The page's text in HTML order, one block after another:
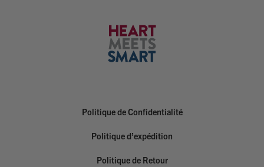
Politique de Confidentialité
Politique d’expédition
Politique de Retour